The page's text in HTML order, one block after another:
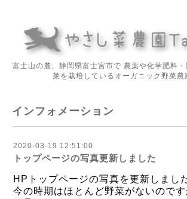
富士山の麓、静岡県富士宮市で 農薬や化学肥料
菜を栽培しているオーガニック野菜農
インフォメーション
2020-03-19 12:51:00
トップページの写真更新しました
HPトップページの写真を更新しまし
今の時期はほとんど野菜がないので